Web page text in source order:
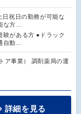
日祝日の勤務が可能な
な方…
験がある方 ●ドラック
自動…
ア事業） 調剤薬局の運
詳細を見る